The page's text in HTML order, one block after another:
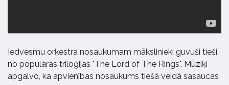
Iedvesmu orķestra nosaukumam mākslinieki guvuši tieši
no populārās triloģijas "The Lord of The Rings". Mūziķi
apgalvo, ka apvienības nosaukums tiešā veidā sasaucas